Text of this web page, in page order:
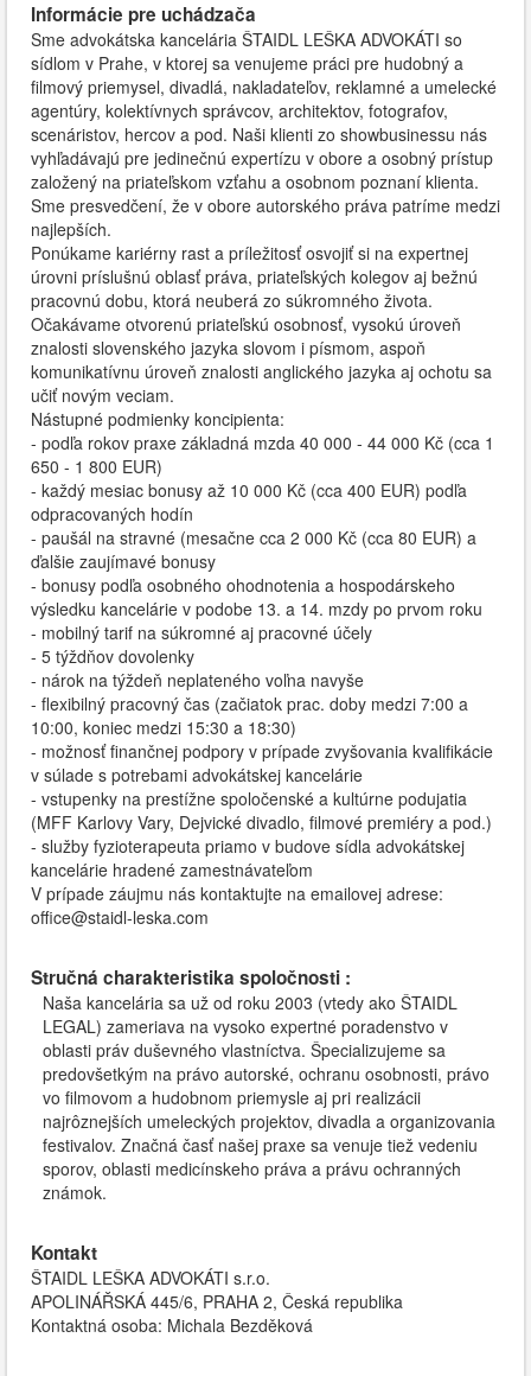
Informácie pre uchádzača
Sme advokátska kancelária ŠTAIDL LEŠKA ADVOKÁTI so
sídlom v Prahe, v ktorej sa venujeme práci pre hudobný a
filmový priemysel, divadlá, nakladateľov, reklamné a umelecké
agentúry, kolektívnych správcov, architektov, fotografov,
scenáristov, hercov a pod. Naši klienti zo showbusinessu nás
vyhľadávajú pre jedinečnú expertízu v obore a osobný prístup
založený na priateľskom vzťahu a osobnom poznaní klienta.
Sme presvedčení, že v obore autorského práva patríme medzi
najlepších.
Ponúkame kariérny rast a príležitosť osvojiť si na expertnej
úrovni príslušnú oblasť práva, priateľských kolegov aj bežnú
pracovnú dobu, ktorá neuberá zo súkromného života.
Očakávame otvorenú priateľskú osobnosť, vysokú úroveň
znalosti slovenského jazyka slovom i písmom, aspoň
komunikatívnu úroveň znalosti anglického jazyka aj ochotu sa
učiť novým veciam.
Nástupné podmienky koncipienta:
- podľa rokov praxe základná mzda 40 000 - 44 000 Kč (cca 1
650 - 1 800 EUR)
- každý mesiac bonusy až 10 000 Kč (cca 400 EUR) podľa
odpracovaných hodín
- paušál na stravné (mesačne cca 2 000 Kč (cca 80 EUR) a
ďalšie zaujímavé bonusy
- bonusy podľa osobného ohodnotenia a hospodárskeho
výsledku kancelárie v podobe 13. a 14. mzdy po prvom roku
- mobilný tarif na súkromné aj pracovné účely
- 5 týždňov dovolenky
- nárok na týždeň neplateného voľna navyše
- flexibilný pracovný čas (začiatok prac. doby medzi 7:00 a
10:00, koniec medzi 15:30 a 18:30)
- možnosť finančnej podpory v prípade zvyšovania kvalifikácie
v súlade s potrebami advokátskej kancelárie
- vstupenky na prestížne spoločenské a kultúrne podujatia
(MFF Karlovy Vary, Dejvické divadlo, filmové premiéry a pod.)
- služby fyzioterapeuta priamo v budove sídla advokátskej
kancelárie hradené zamestnávateľom
V prípade záujmu nás kontaktujte na emailovej adrese:
office@staidl-leska.com
Stručná charakteristika spoločnosti :
Naša kancelária sa už od roku 2003 (vtedy ako ŠTAIDL
LEGAL) zameriava na vysoko expertné poradenstvo v
oblasti práv duševného vlastníctva. Špecializujeme sa
predovšetkým na právo autorské, ochranu osobnosti, právo
vo filmovom a hudobnom priemysle aj pri realizácii
najrôznejších umeleckých projektov, divadla a organizovania
festivalov. Značná časť našej praxe sa venuje tiež vedeniu
sporov, oblasti medicínskeho práva a právu ochranných
známok.
Kontakt
ŠTAIDL LEŠKA ADVOKÁTI s.r.o.
APOLINÁŘSKÁ 445/6, PRAHA 2, Česká republika
Kontaktná osoba: Michala Bezděková